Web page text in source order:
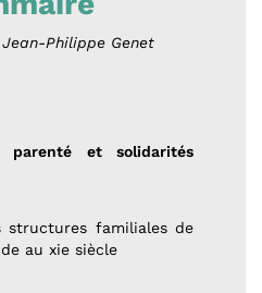
Philippe Genet
et solidarités
structures familiales de
au xie siècle